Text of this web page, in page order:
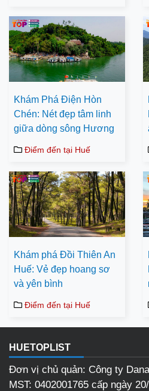
Khám Phá Điện Hòn
Chén: Nét đẹp tâm linh
giữa dòng sông Hương
Điểm đến tại Huế
Khám phá Đồi Thiên An
Huế: Vẻ đẹp hoang sơ
và yên bình
Điểm đến tại Huế
HUETOPLIST
Đơn vị chủ quản: Công ty
MST: 0402001765 cấp ngày